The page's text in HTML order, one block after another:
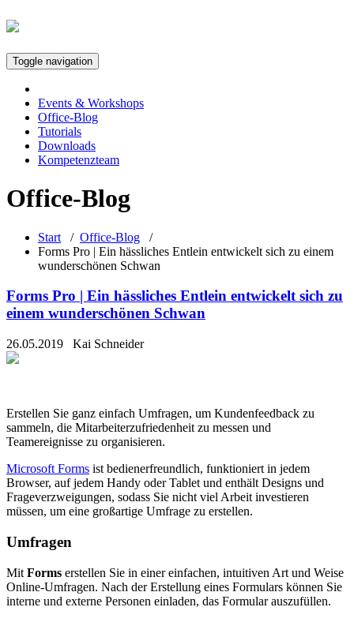
Toggle navigation
Events & Workshops
Office-Blog
Tutorials
Downloads
Kompetenzteam
Office-Blog
Start / Office-Blog /
Forms Pro | Ein hässliches Entlein entwickelt sich zu einem
wunderschönen Schwan
Forms Pro | Ein hässliches Entlein entwickelt sich zu
einem wunderschönen Schwan
26.05.2019 Kai Schneider
Erstellen Sie ganz einfach Umfragen, um Kundenfeedback zu
sammeln, die Mitarbeiterzufriedenheit zu messen und
Teamereignisse zu organisieren.
Microsoft Forms ist bedienerfreundlich, funktioniert in jedem
Browser, auf jedem Handy oder Tablet und enthält Designs und
Frageverzweigungen, sodass Sie nicht viel Arbeit investieren
müssen, um eine großartige Umfrage zu erstellen.
Umfragen
Mit Forms erstellen Sie in einer einfachen, intuitiven Art und Weise
Online-Umfragen. Nach der Erstellung eines Formulars können Sie
interne und externe Personen einladen, das Formular auszu­füllen.